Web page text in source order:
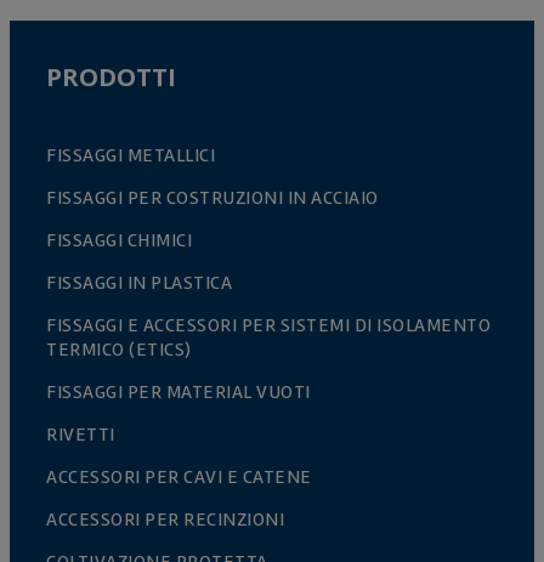
PRODOTTI
FISSAGGI METALLICI
FISSAGGI PER COSTRUZIONI IN ACCIAIO
FISSAGGI CHIMICI
FISSAGGI IN PLASTICA
FISSAGGI E ACCESSORI PER SISTEMI DI ISOLAMENTO
TERMICO (ETICS)
FISSAGGI PER MATERIAL VUOTI
RIVETTI
ACCESSORI PER CAVI E CATENE
ACCESSORI PER RECINZIONI